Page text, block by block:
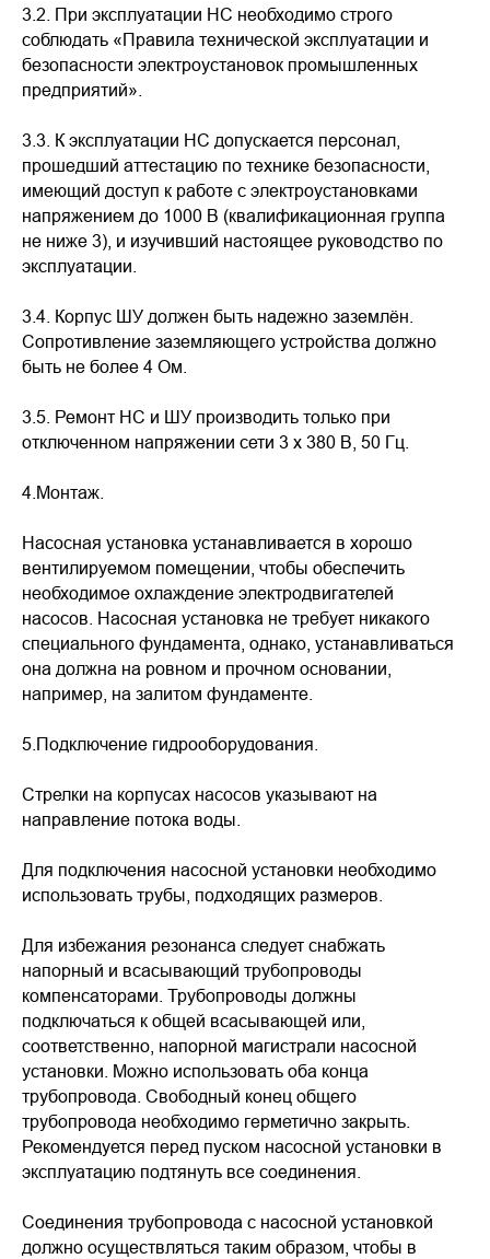
3.2. При эксплуатации НС необходимо строго
соблюдать «Правила технической эксплуатации и
безопасности электроустановок промышленных
предприятий».
3.3. К эксплуатации НС допускается персонал,
прошедший аттестацию по технике безопасности,
имеющий доступ к работе с электроустановками
напряжением до 1000 В (квалификационная группа
не ниже 3), и изучивший настоящее руководство по
эксплуатации.
3.4. Корпус ШУ должен быть надежно заземлён.
Сопротивление заземляющего устройства должно
быть не более 4 Ом.
3.5. Ремонт НС и ШУ производить только при
отключенном напряжении сети 3 х 380 В, 50 Гц.
4.Монтаж.
Насосная установка устанавливается в хорошо
вентилируемом помещении, чтобы обеспечить
необходимое охлаждение электродвигателей
насосов. Насосная установка не требует никакого
специального фундамента, однако, устанавливаться
она должна на ровном и прочном основании,
например, на залитом фундаменте.
5.Подключение гидрооборудования.
Стрелки на корпусах насосов указывают на
направление потока воды.
Для подключения насосной установки необходимо
использовать трубы, подходящих размеров.
Для избежания резонанса следует снабжать
напорный и всасывающий трубопроводы
компенсаторами. Трубопроводы должны
подключаться к общей всасывающей или,
соответственно, напорной магистрали насосной
установки. Можно использовать оба конца
трубопровода. Свободный конец общего
трубопровода необходимо герметично закрыть.
Рекомендуется перед пуском насосной установки в
эксплуатацию подтянуть все соединения.
Соединения трубопровода с насосной установкой
должно осуществляться таким образом, чтобы в